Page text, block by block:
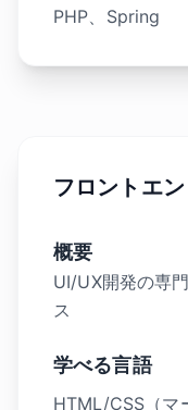
PHP、Spring
フロントエ
概要
UI/UX開発の専
ス
学べる言語
HTML/CSS（マ